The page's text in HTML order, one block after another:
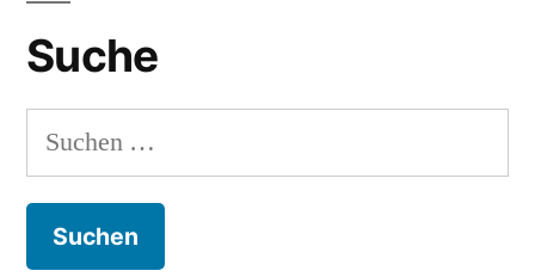
Suche
Suchen
nach: